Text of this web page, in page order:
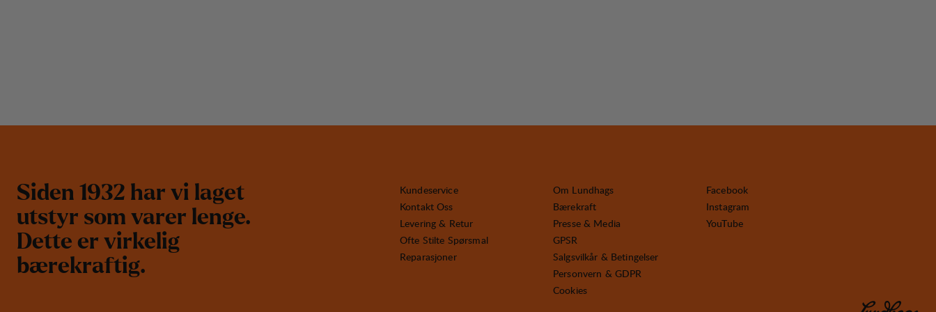
Siden 1932 har vi laget
utstyr som varer lenge.
Dette er virkelig
bærekraftig.
Kundeservice
Kontakt Oss
Levering & Retur
Ofte Stilte Spørsmal
Reparasjoner
Om Lundhags
Bærekraft
Presse & Media
GPSR
Salgsvilkår & Betingelser
Personvern & GDPR
Cookies
Facebook
Instagram
YouTube